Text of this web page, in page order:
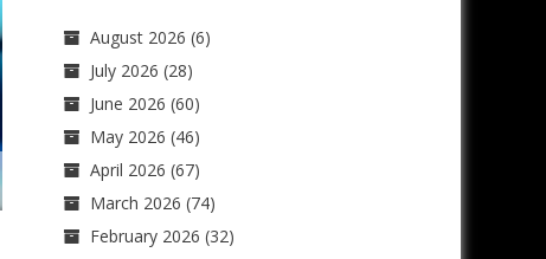
August 2026 (6)
July 2026 (28)
June 2026 (60)
May 2026 (46)
April 2026 (67)
March 2026 (74)
February 2026 (32)